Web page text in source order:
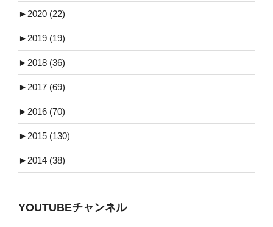
► 2020 (22)
► 2019 (19)
► 2018 (36)
► 2017 (69)
► 2016 (70)
► 2015 (130)
► 2014 (38)
YOUTUBEチャンネル